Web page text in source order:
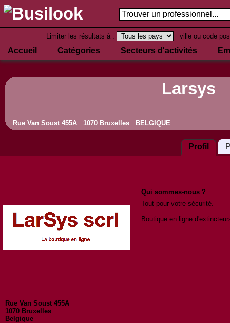
Limiter les résultats à : ville ou code
Accueil Catégories Secteurs d'activités
Larsys
Rue Van Soust 455A 1070 Bruxelles BELGIQUE
Profil
Rue Van Soust 455A
1070 Bruxelles
Belgique
Qui sommes-nous ?
Tout pour votre sécurité.
Boutique en ligne